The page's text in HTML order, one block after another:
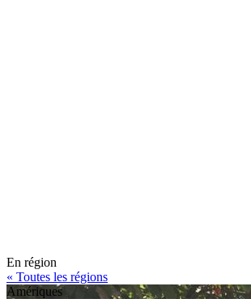
En région
« Toutes les régions
Amériques